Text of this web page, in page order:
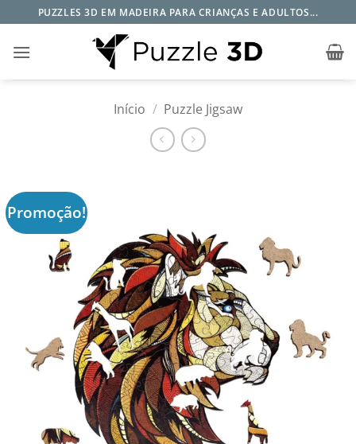
to
content
PUZZLES 3D EM MADEIRA PARA CRIANÇAS E ADULTOS...
Início / Puzzle Jigsaw
Promoção!